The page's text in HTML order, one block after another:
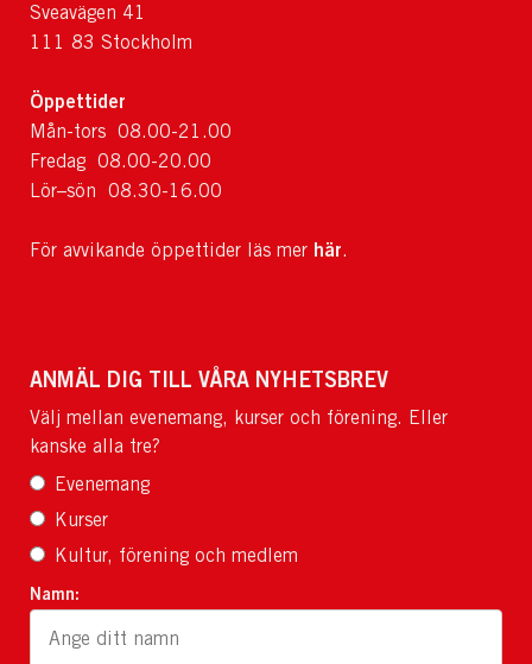
Sveavägen 41
111 83 Stockholm
Öppettider
Mån-tors 08.00-21.00
Fredag 08.00-20.00
Lör–sön 08.30-16.00
För avvikande öppettider läs mer här.
ANMÄL DIG TILL VÅRA NYHETSBREV
Välj mellan evenemang, kurser och förening. Eller
kanske alla tre?
Evenemang
Kurser
Kultur, förening och medlem
Namn: